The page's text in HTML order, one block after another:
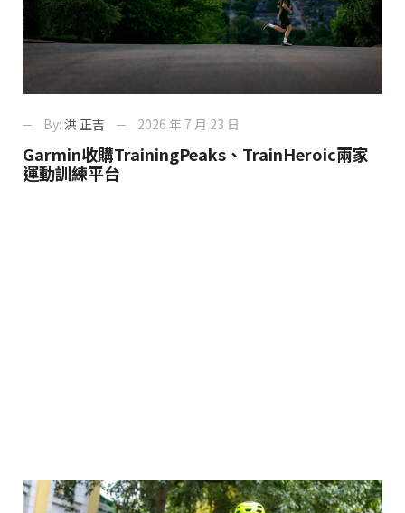
By: 洪 正吉 2026 年 7 月 23 日
Garmin收購TrainingPeaks、TrainHeroic兩家
運動訓練平台